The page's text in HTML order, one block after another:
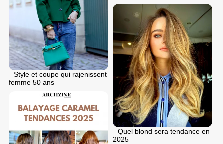
Style et coupe qui rajenissent
femme 50 ans
Quel blond sera tendance en
2025